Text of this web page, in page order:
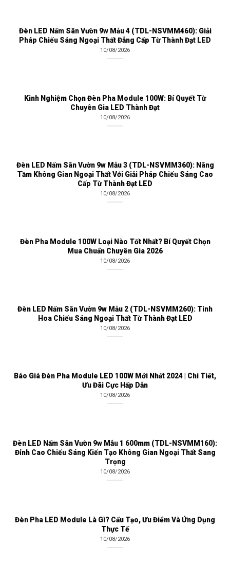
Đèn LED Nấm Sân Vườn 9w Mẫu 4 (TDL-NSVMM460): Giải
Pháp Chiếu Sáng Ngoại Thất Đẳng Cấp Từ Thành Đạt LED
10/08/2026
Kinh Nghiệm Chọn Đèn Pha Module 100W: Bí Quyết Từ
Chuyên Gia LED Thành Đạt
10/08/2026
Đèn LED Nấm Sân Vườn 9w Mẫu 3 (TDL-NSVMM360): Nâng
Tầm Không Gian Ngoại Thất Với Giải Pháp Chiếu Sáng Cao
Cấp Từ Thành Đạt LED
10/08/2026
Đèn Pha Module 100W Loại Nào Tốt Nhất? Bí Quyết Chọn
Mua Chuẩn Chuyên Gia 2026
10/08/2026
Đèn LED Nấm Sân Vườn 9w Mẫu 2 (TDL-NSVMM260): Tinh
Hoa Chiếu Sáng Ngoại Thất Từ Thành Đạt LED
10/08/2026
Báo Giá Đèn Pha Module LED 100W Mới Nhất 2024 | Chi Tiết,
Ưu Đãi Cực Hấp Dẫn
10/08/2026
Đèn LED Nấm Sân Vườn 9w Mẫu 1 600mm (TDL-NSVMM160):
Đỉnh Cao Chiếu Sáng Kiến Tạo Không Gian Ngoại Thất Sang
Trọng
10/08/2026
Đèn Pha LED Module Là Gì? Cấu Tạo, Ưu Điểm Và Ứng Dụng
Thực Tế
10/08/2026